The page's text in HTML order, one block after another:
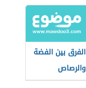
الفرق بين الفضة
والرصاص